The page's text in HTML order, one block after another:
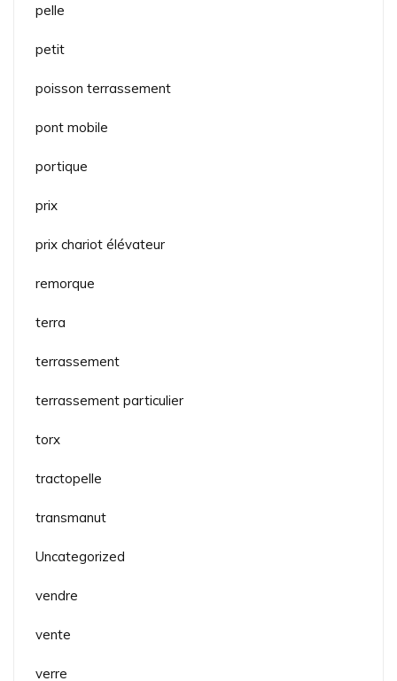
pelle
petit
poisson terrassement
pont mobile
portique
prix
prix chariot élévateur
remorque
terra
terrassement
terrassement particulier
torx
tractopelle
transmanut
Uncategorized
vendre
vente
verre